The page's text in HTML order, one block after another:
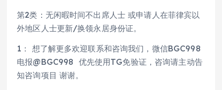
第2类：无闲暇时间不出席人士 或申请人在菲律宾以
外地区人士更新/换领永居身份证。
1： 想了解更多欢迎联系和咨询我们，微信BGC998
电报@BGC998 优先使用TG免验证，咨询请主动告
知咨询项目 谢谢。